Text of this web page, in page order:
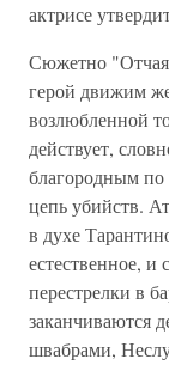
актрисе
Сюжетно
герой движим
возлюбленной
действует,
благородным по
цепь убийств.
в духе
естественное,
перестрелки в
заканчиваются
швабрами,